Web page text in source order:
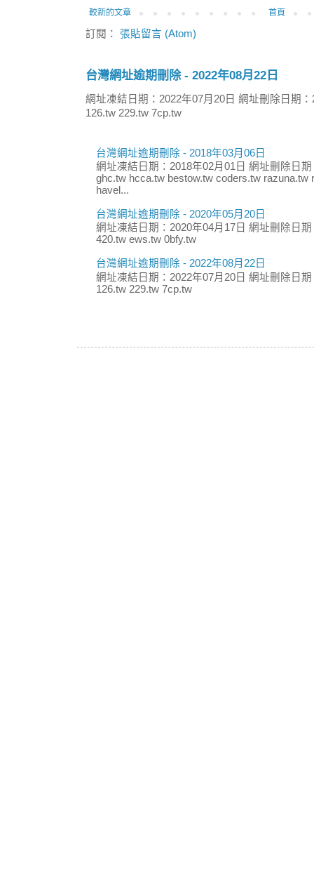
較新的文章 首頁
訂閱： 張貼留言 (Atom)
台灣網址逾期刪除 - 2022年08月22日
網址凍結日期：2022年07月20日 網址刪除日期
126.tw 229.tw 7cp.tw
台灣網址逾期刪除 - 2018年03月06日
網址凍結日期：2018年02月01日 網址刪除日
ghc.tw hcca.tw bestow.tw coders.tw razuna.tw
havel...
台灣網址逾期刪除 - 2020年05月20日
網址凍結日期：2020年04月17日 網址刪除日
420.tw ews.tw 0bfy.tw
台灣網址逾期刪除 - 2022年08月22日
網址凍結日期：2022年07月20日 網址刪除日
126.tw 229.tw 7cp.tw